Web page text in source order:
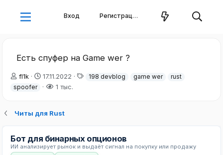
Вход Регистрация
Есть спуфер на Game wer ?
А
в
р
м
ы
fl1k
Д
а
н
а
л
17.11.2022
Т198 devblog game wer
rust
spoofer
1 тыс.
Читы для Rust
Бот для бинарных опционов
ИИ анализирует рынок и выдаёт сигнал на покупку или продажу